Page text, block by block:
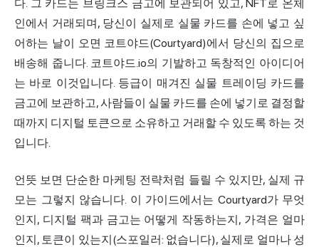
다. 그 카드는 브링크스 금고에 보관되어 있고, NFT로 온체
인에서 거래되며, 당신이 실제로 실물 카드를 손에 넣고 싶
어하는 날이 오면 코트야드(Courtyard)에서 당신의 집으로
배송해 줍니다. 코트야드.io의 기발하고 독창적인 아이디어
는 바로 이것입니다. 등급이 매겨진 실물 트레이딩 카드를
금고에 보관하고, 사람들이 실물 카드를 손에 넣기로 결정할
때까지 디지털 토큰으로 소유하고 거래할 수 있도록 하는 것
입니다.
언뜻 보면 단순한 마케팅 전략처럼 들릴 수 있지만, 실제 규
모는 그렇지 않습니다. 이 가이드에서는 Courtyard가 무엇
인지, 디지털 팩과 금고는 어떻게 작동하는지, 가격은 얼마
인지, 토큰이 있는지(스포일러: 없습니다), 실제로 얼마나 성